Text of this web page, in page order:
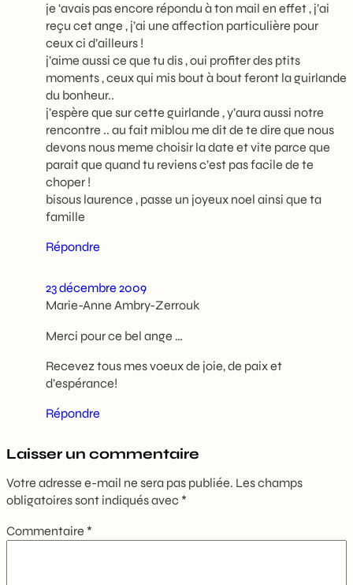
je ‘avais pas encore répondu à ton mail en effet , j’ai
reçu cet ange , j’ai une affection particulière pour
ceux ci d’ailleurs !
j’aime aussi ce que tu dis , oui profiter des ptits
moments , ceux qui mis bout à bout feront la guirlande
du bonheur..
j’espère que sur cette guirlande , y’aura aussi notre
rencontre .. au fait miblou me dit de te dire que nous
devons nous meme choisir la date et vite parce que
parait que quand tu reviens c’est pas facile de te
choper !
bisous laurence , passe un joyeux noel ainsi que ta
famille
Répondre
23 décembre 2009
Marie-Anne Ambry-Zerrouk
Merci pour ce bel ange …
Recevez tous mes voeux de joie, de paix et
d’espérance!
Répondre
Laisser un commentaire
Votre adresse e-mail ne sera pas publiée. Les champs
obligatoires sont indiqués avec *
Commentaire *